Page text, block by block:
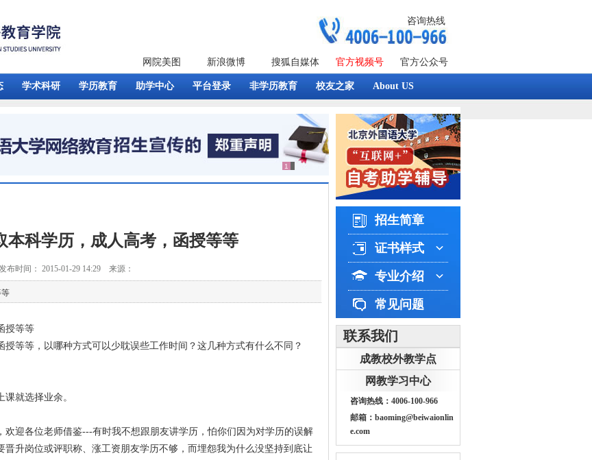
咨询热线
网院美图 新浪微博 搜狐自媒体 官方视频号 官方公众号
学术科研 学历教育 助学中心 平台登录 非学历教育 校友之家 About US
本科学历，成人高考，函授等等
布时间： 2015-01-29 14:29 来源：
授等等
等等，以哪种方式可以少耽误些工作时间？这几种方式有什么不同？
就选择业余。
欢迎各位老师借鉴---有时我不想跟朋友讲学历，怕你们因为对学历的误解
升岗位或评职称、涨工资朋友学历不够，而埋怨我为什么没坚持到底让
招生简章
证书样式
专业介绍
常见问题
联系我们
成教校外教学点
网教学习中心
咨询热线：4006-100-966
邮箱：baoming@beiwaionlin
e.com